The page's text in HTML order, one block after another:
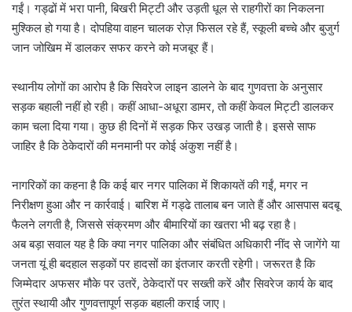
गईं। गड्ढों में भरा पानी, बिखरी मिट्टी और उड़ती धूल से राहगीरों का निकलना
मुश्किल हो गया है। दोपहिया वाहन चालक रोज़ फिसल रहे हैं, स्कूली बच्चे और बुजुर्ग
जान जोखिम में डालकर सफर करने को मजबूर हैं।
स्थानीय लोगों का आरोप है कि सिवरेज लाइन डालने के बाद गुणवत्ता के अनुसार
सड़क बहाली नहीं हो रही। कहीं आधा-अधूरा डामर, तो कहीं केवल मिट्टी डालकर
काम चला दिया गया। कुछ ही दिनों में सड़क फिर उखड़ जाती है। इससे साफ
जाहिर है कि ठेकेदारों की मनमानी पर कोई अंकुश नहीं है।
नागरिकों का कहना है कि कई बार नगर पालिका में शिकायतें की गईं, मगर न
निरीक्षण हुआ और न कार्रवाई। बारिश में गड्ढे तालाब बन जाते हैं और आसपास बदबू
फैलने लगती है, जिससे संक्रमण और बीमारियों का खतरा भी बढ़ रहा है।
अब बड़ा सवाल यह है कि क्या नगर पालिका और संबंधित अधिकारी नींद से जागेंगे या
जनता यूं ही बदहाल सड़कों पर हादसों का इंतजार करती रहेगी। जरूरत है कि
जिम्मेदार अफसर मौके पर उतरें, ठेकेदारों पर सख्ती करें और सिवरेज कार्य के बाद
तुरंत स्थायी और गुणवत्तापूर्ण सड़क बहाली कराई जाए।